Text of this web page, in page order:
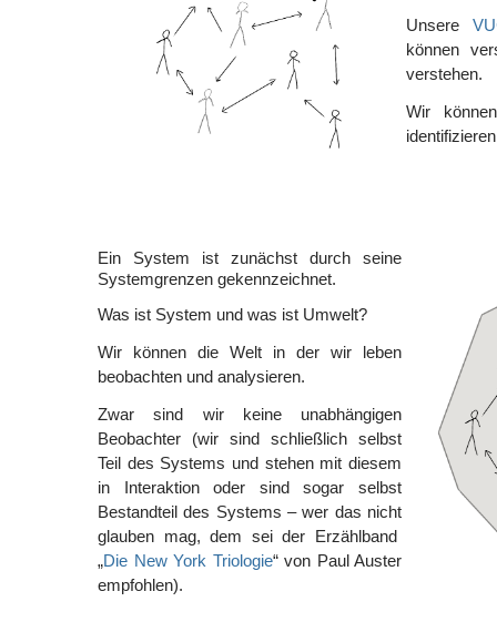
Unsere
können
verstehen.
Wir
Ein System ist zunächst durch seine
Systemgrenzen gekennzeichnet.
Was ist System und was ist Umwelt?
Wir können die Welt in der wir leben
beobachten und analysieren.
Zwar sind wir keine unabhängigen
Beobachter (wir sind schließlich selbst
Teil des Systems und stehen mit diesem
in Interaktion oder sind sogar selbst
Bestandteil des Systems – wer das nicht
glauben mag, dem sei der Erzählband
„Die New York Triologie“ von Paul Auster
empfohlen).